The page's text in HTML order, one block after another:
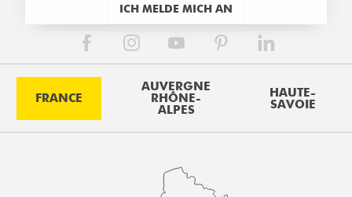
ICH MELDE MICH AN
FRANCE
AUVERGNE
RHÔNE-
ALPES
HAUTE-
SAVOIE